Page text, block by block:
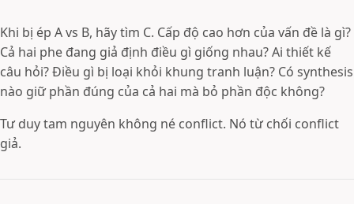
Khi bị ép A vs B, hãy tìm C. Cấp độ cao hơn của vấn đề là gì?
Cả hai phe đang giả định điều gì giống nhau? Ai thiết kế
câu hỏi? Điều gì bị loại khỏi khung tranh luận? Có synthesis
nào giữ phần đúng của cả hai mà bỏ phần độc không?
Tư duy tam nguyên không né conflict. Nó từ chối conflict
giả.